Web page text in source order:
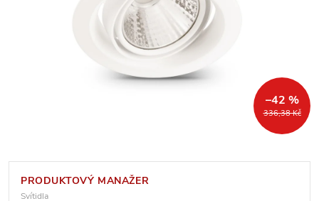
336,38 Kč
–42 %
PRODUKTOVÝ MANAŽER
Svítidla